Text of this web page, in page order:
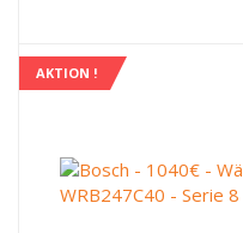
AKTION !